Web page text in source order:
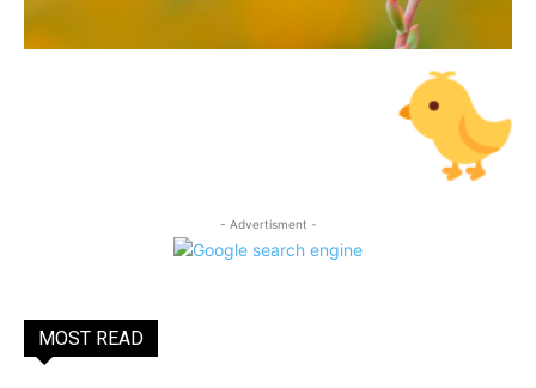
- Advertisment -
MOST READ